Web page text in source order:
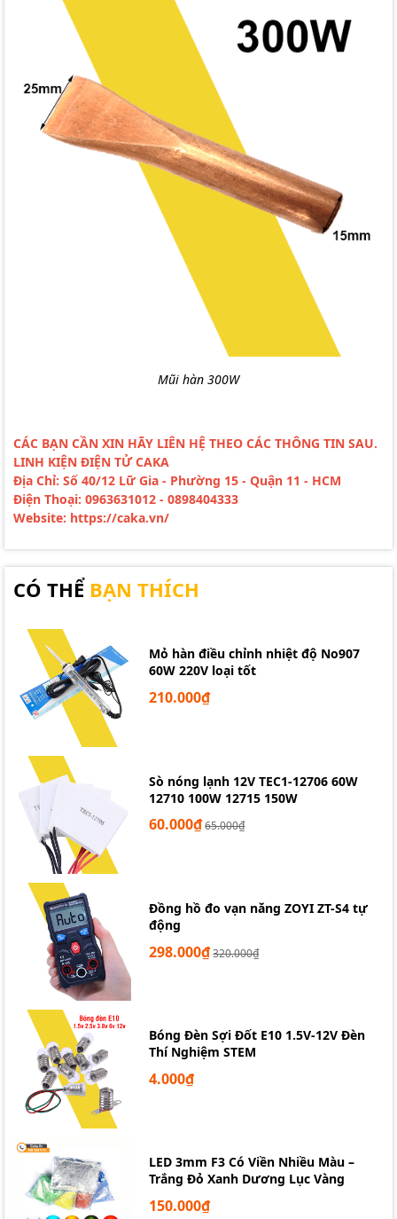
Mũi hàn 300W
CÁC BẠN CẦN XIN HÃY LIÊN HỆ THEO CÁC THÔNG TIN SAU.
LINH KIỆN ĐIỆN TỬ CAKA
Địa Chỉ: Số 40/12 Lữ Gia - Phường 15 - Quận 11 - HCM
Điện Thoại: 0963631012 - 0898404333
Website: https://caka.vn/
CÓ THỂ BẠN THÍCH
Mỏ hàn điều chỉnh nhiệt độ No907
60W 220V loại tốt
210.000₫
Sò nóng lạnh 12V TEC1-12706 60W
12710 100W 12715 150W
60.000₫65.000₫
Đồng hồ đo vạn năng ZOYI ZT-S4 tự
động
298.000₫320.000₫
Bóng Đèn Sợi Đốt E10 1.5V-12V Đèn
Thí Nghiệm STEM
4.000₫
LED 3mm F3 Có Viền Nhiều Màu –
Trắng Đỏ Xanh Dương Lục Vàng
150.000₫